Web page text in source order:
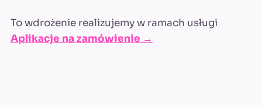
To wdrożenie realizujemy w ramach usługi
Aplikacje na zamówienie →